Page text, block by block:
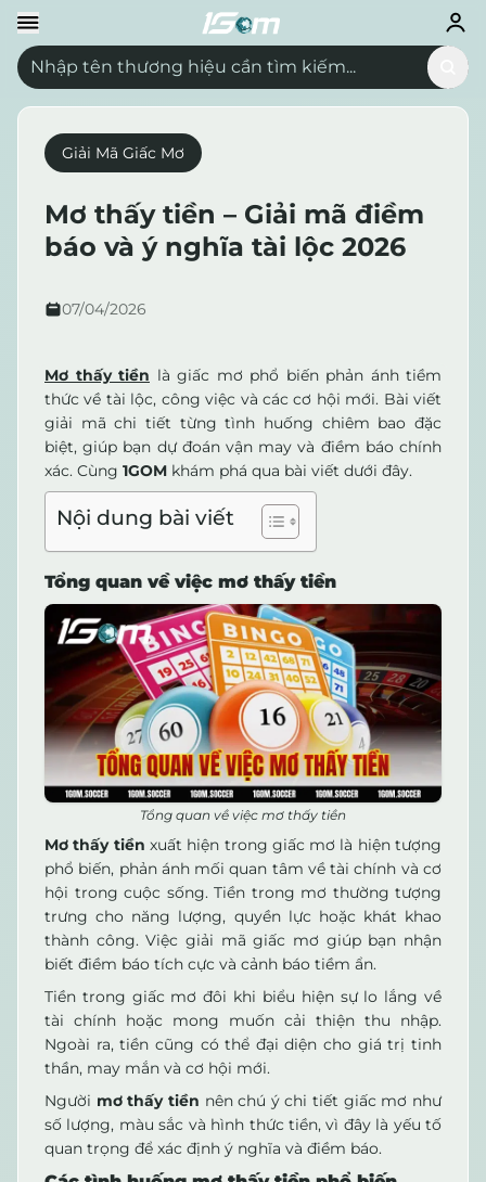
Giải Mã Giấc Mơ
Mơ thấy tiền – Giải mã điềm
báo và ý nghĩa tài lộc 2026
07/04/2026
Mơ thấy tiền là giấc mơ phổ biến phản ánh tiềm
thức về tài lộc, công việc và các cơ hội mới. Bài viết
giải mã chi tiết từng tình huống chiêm bao đặc
biệt, giúp bạn dự đoán vận may và điềm báo chính
xác. Cùng 1GOM khám phá qua bài viết dưới đây.
Nội dung bài viết
Tổng quan về việc mơ thấy tiền
Tổng quan về việc mơ thấy tiền
Mơ thấy tiền xuất hiện trong giấc mơ là hiện tượng
phổ biến, phản ánh mối quan tâm về tài chính và cơ
hội trong cuộc sống. Tiền trong mơ thường tượng
trưng cho năng lượng, quyền lực hoặc khát khao
thành công. Việc giải mã giấc mơ giúp bạn nhận
biết điềm báo tích cực và cảnh báo tiềm ẩn.
Tiền trong giấc mơ đôi khi biểu hiện sự lo lắng về
tài chính hoặc mong muốn cải thiện thu nhập.
Ngoài ra, tiền cũng có thể đại diện cho giá trị tinh
thần, may mắn và cơ hội mới.
Người mơ thấy tiền nên chú ý chi tiết giấc mơ như
số lượng, màu sắc và hình thức tiền, vì đây là yếu tố
quan trọng để xác định ý nghĩa và điềm báo.